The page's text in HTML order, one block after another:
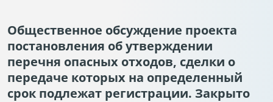
Общественное обсуждение проекта
постановления об утверждении
перечня опасных отходов, сделки о
передаче которых на определенный
срок подлежат регистрации. Закрыто